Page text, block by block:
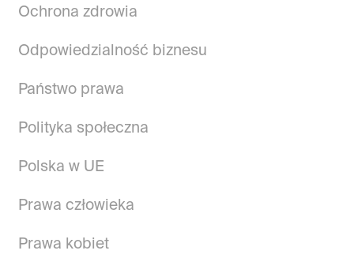
Ochrona zdrowia
Odpowiedzialność biznesu
Państwo prawa
Polityka społeczna
Polska w UE
Prawa człowieka
Prawa kobiet